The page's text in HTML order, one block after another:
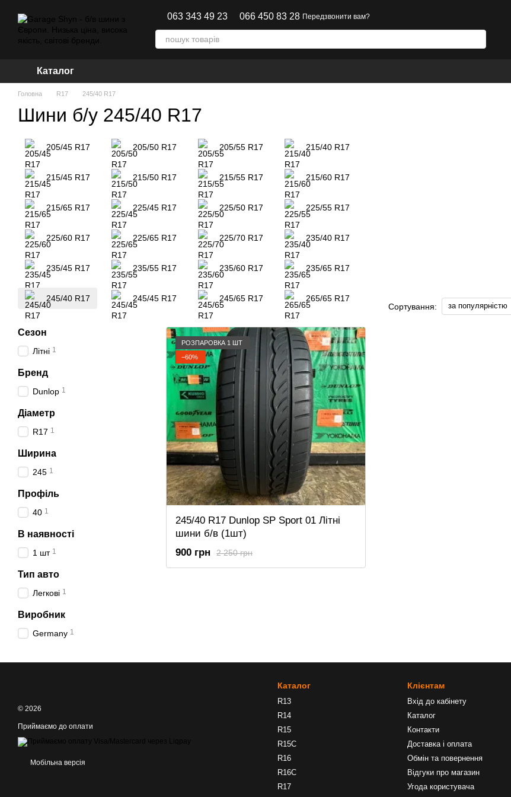
063 343 49 23 066 450 83 28 Передзвонити вам?
Каталог
Головна R17 245/40 R17
Шини б/у 245/40 R17
205/45 R17 205/50 R17 205/55 R17 215/40 R17
215/45 R17 215/50 R17 215/55 R17 215/60 R17
215/65 R17 225/45 R17 225/50 R17 225/55 R17
225/60 R17 225/65 R17 225/70 R17 235/40 R17
235/45 R17 235/55 R17 235/60 R17 235/65 R17
245/40 R17 245/45 R17 245/65 R17
265/65 R17
Сортування:
за популярністю
РОЗПАРОВКА 1 ШТ
−60%
245/40 R17 Dunlop SP Sport 01 Літні
шини б/в (1шт)
2 250 грн
900 грн
Сезон
Літні 1
Бренд
Dunlop 1
Діаметр
R17 1
Ширина
245 1
Профіль
40 1
В наявності
1 шт 1
Тип авто
Легкові 1
Виробник
Germany 1
© 2026
Приймаємо до оплати
Мобільна версія
Каталог
R13
R14
R15
R15C
R16
R16C
R17
Клієнтам
Вхід до кабінету
Каталог
Контакти
Доставка і оплата
Обмін та повернення
Відгуки про магазин
Угода користувача